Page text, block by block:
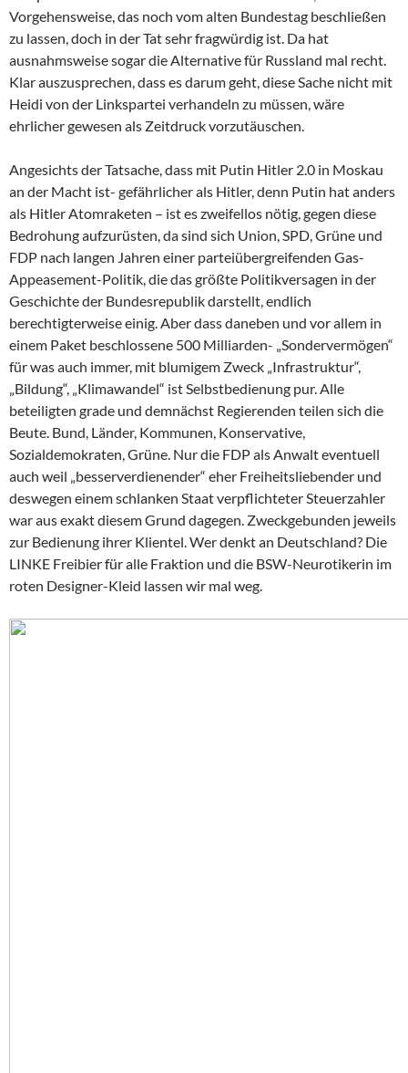
Vorgehensweise, das noch vom alten Bundestag beschließen
zu lassen, doch in der Tat sehr fragwürdig ist. Da hat
ausnahmsweise sogar die Alternative für Russland mal recht.
Klar auszusprechen, dass es darum geht, diese Sache nicht mit
Heidi von der Linkspartei verhandeln zu müssen, wäre
ehrlicher gewesen als Zeitdruck vorzutäuschen.
Angesichts der Tatsache, dass mit Putin Hitler 2.0 in Moskau
an der Macht ist- gefährlicher als Hitler, denn Putin hat anders
als Hitler Atomraketen – ist es zweifellos nötig, gegen diese
Bedrohung aufzurüsten, da sind sich Union, SPD, Grüne und
FDP nach langen Jahren einer parteiübergreifenden Gas-
Appeasement-Politik, die das größte Politikversagen in der
Geschichte der Bundesrepublik darstellt, endlich
berechtigterweise einig. Aber dass daneben und vor allem in
einem Paket beschlossene 500 Milliarden- „Sondervermögen“
für was auch immer, mit blumigem Zweck „Infrastruktur“,
„Bildung“, „Klimawandel“ ist Selbstbedienung pur. Alle
beteiligten grade und demnächst Regierenden teilen sich die
Beute. Bund, Länder, Kommunen, Konservative,
Sozialdemokraten, Grüne. Nur die FDP als Anwalt eventuell
auch weil „besserverdienender“ eher Freiheitsliebender und
deswegen einem schlanken Staat verpflichteter Steuerzahler
war aus exakt diesem Grund dagegen. Zweckgebunden jeweils
zur Bedienung ihrer Klientel. Wer denkt an Deutschland? Die
LINKE Freibier für alle Fraktion und die BSW-Neurotikerin im
roten Designer-Kleid lassen wir mal weg.